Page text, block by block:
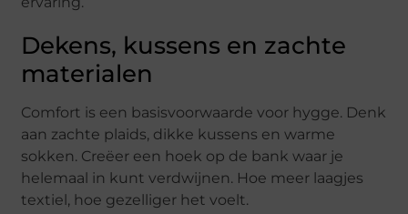
Dekens, kussens en zachte
materialen
Comfort is een basisvoorwaarde voor hygge. Denk
aan zachte plaids, dikke kussens en warme
sokken. Creëer een hoek op de bank waar je
helemaal in kunt verdwijnen. Hoe meer laagjes
textiel, hoe gezelliger het voelt.